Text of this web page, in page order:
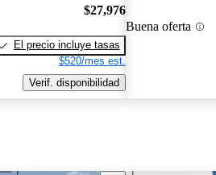
$27,976
El precio incluye tasas
$520/mes est.
Verif. disponibilidad
Buena oferta